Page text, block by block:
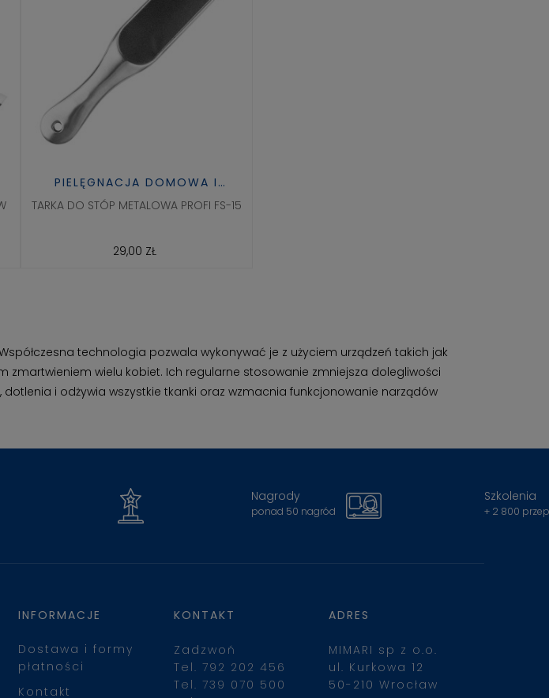
PIELĘGNACJA DOMOWA I
ZDROWIE
TARKA DO STÓP METALOWA PROFI FS-15
29,00 ZŁ
technologia pozwala wykonywać je z użyciem urządzeń takich jak
wielu kobiet. Ich regularne stosowanie zmniejsza dolegliwości
i odżywia wszystkie tkanki oraz wzmacnia funkcjonowanie narządów
Nagrody
ponad 50 nagród
Szkolenia
+ 2 800
INFORMACJE
Dostawa i formy
płatności
Kontakt
KONTAKT
Zadzwoń
Tel. 792 202 456
Tel. 739 070 500
ADRES
MIMARI sp z o.o.
ul. Kurkowa 12
50-210 Wrocław